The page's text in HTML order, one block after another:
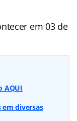
em 03 de
AQUI
diversas